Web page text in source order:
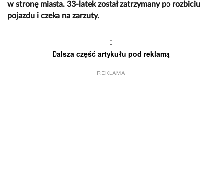
w stronę miasta. 33-latek został zatrzymany po rozbiciu
pojazdu i czeka na zarzuty.
↕
Dalsza część artykułu pod reklamą
REKLAMA